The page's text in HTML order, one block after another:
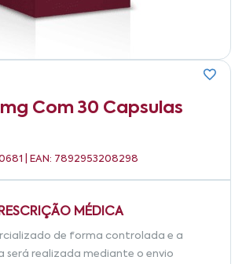
Com 30 Capsulas
| EAN: 7892953208298
MÉDICA
de forma controlada e a
será realizada mediante o envio